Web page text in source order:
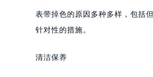
表带掉色的原因多种多样，包括
针对性的措施。
清洁保养